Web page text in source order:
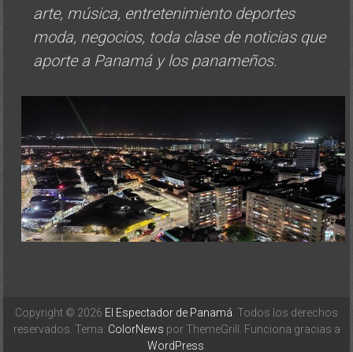
arte, música, entretenimiento deportes
moda, negocios, toda clase de noticias que
aporte a Panamá y los panameños.
Copyright © 2026 El Espectador de Panamá . Todos los derechos
reservados. Tema: ColorNews por ThemeGrill. Funciona gracias a
WordPress